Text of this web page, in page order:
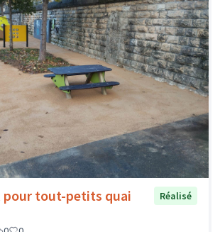
pour tout-petits quai
Réalisé